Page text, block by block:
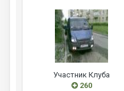
Участник Клуба
260